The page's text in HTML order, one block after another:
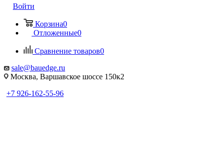
Войти
Корзина0
Отложенные0
Сравнение товаров0
sale@bauedge.ru
Москва, Варшавское шоссе 150к2
+7 926-162-55-96